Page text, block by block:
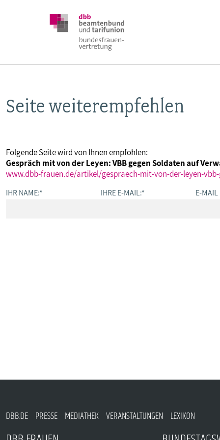
DBB FRAUEN
POSITIONEN
Seite weiterempfehlen
Folgende Seite wird von Ihnen empfohlen:
Gespräch mit von der Leyen: VBB gegen Soldaten auf
www.dbb-frauen.de/artikel/gespraech-mit-von-der-leyen-
IHR NAME:* IHRE E-MAIL:* E-MAIL
DBB.DE PRESSE MEDIATHEK VERANSTALTUNGEN LEXIKON